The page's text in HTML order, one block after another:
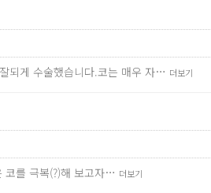
되게 수술했습니다.코는 매우 자… 더보기
코를 극복(?)해 보고자… 더보기